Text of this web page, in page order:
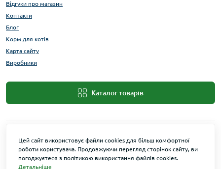
Відгуки про магазин
Контакти
Блог
Корм для котів
Карта сайту
Виробники
Каталог товарів
Цей сайт використовує файли cookies для більш комфортної
роботи користувача. Продовжуючи перегляд сторінок сайту, ви
погоджуєтеся з політикою використання файлів cookies.
Детальніше